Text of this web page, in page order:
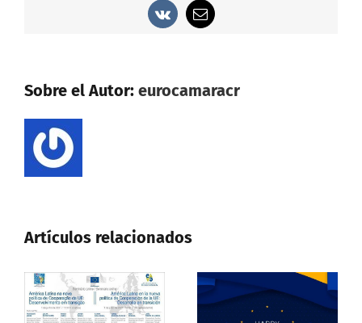
Vk
Correo
electrónico
Sobre el Autor: eurocamaracr
Artículos relacionados